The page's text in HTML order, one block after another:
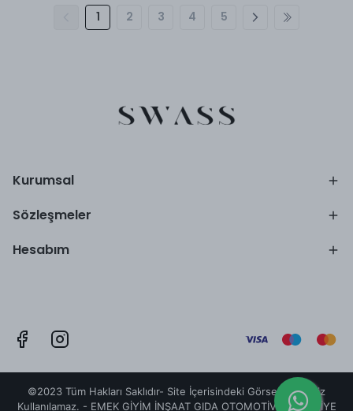
1 2 3 4 5
Kurumsal
Sözleşmeler
Hesabım
©2023 Tüm Hakları Saklıdır- Site İçerisindeki Görseller İzinsiz
Kullanılamaz. - EMEK GİYİM İNŞAAT GIDA OTOMOTİV NALBURİYE